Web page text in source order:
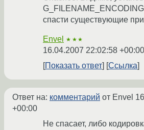
спасти существующие
Envel ★★★
16.04.2007 22:02:58 +00:00
Показать ответ Ссылка
Ответ на: комментарий от Envel
+00:00
Не спасает, либо